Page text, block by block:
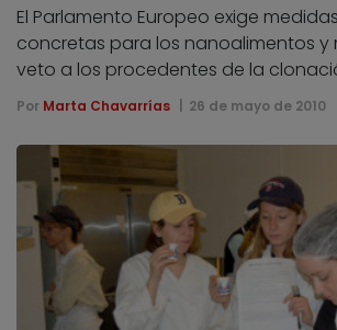
El Parlamento Europeo exige
concretas para los nanoalimentos y
veto a los procedentes de la
Por Marta Chavarrías 26 de mayo de 2010